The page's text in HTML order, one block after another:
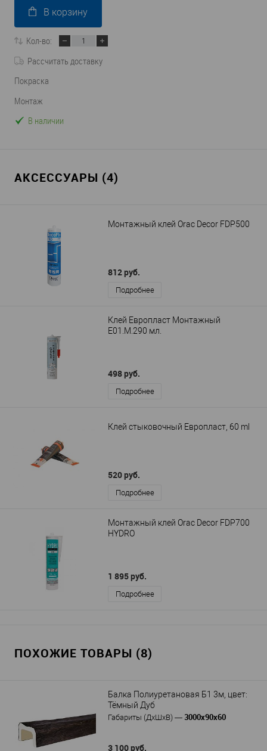
В корзину
Кол-во:
Рассчитать доставку
Покраска
Монтаж
В наличии
АКСЕССУАРЫ (4)
Монтажный клей Orac Decor FDP500
812 руб.
Подробнее
Клей Европласт Монтажный
E01.M.290 мл.
498 руб.
Подробнее
Клей стыковочный Европласт, 60 ml
520 руб.
Подробнее
Монтажный клей Orac Decor FDP700
HYDRO
1 895 руб.
Подробнее
ПОХОЖИЕ ТОВАРЫ (8)
Балка Полиуретановая Б1 3м, цвет:
Тёмный Дуб
Габариты (ДхШхВ) — 3000х90х60
3 100 руб.